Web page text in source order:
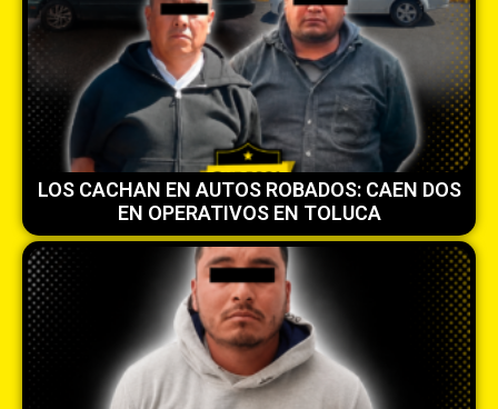
LOS CACHAN EN AUTOS ROBADOS: CAEN DOS
EN OPERATIVOS EN TOLUCA